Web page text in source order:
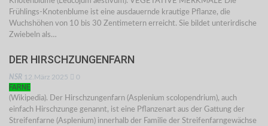
Frühlings-Knotenblume ist eine ausdauernde krautige Pflanze, die
Wuchshöhen von 10 bis 30 Zentimetern erreicht. Sie bildet unterirdische
Zwiebeln als…
DER HIRSCHZUNGENFARN
NSR 12.März 2025 0
FARNE
(Wikipedia). Der Hirschzungenfarn (Asplenium scolopendrium), auch
einfach Hirschzunge genannt, ist eine Pflanzenart aus der Gattung der
Streifenfarne (Asplenium) innerhalb der Familie der Streifenfarngewächse